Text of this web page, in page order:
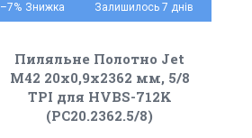
–7% Залишилось 7 днів
Пиляльне Полотно Jet
М42 20х0,9х2362 мм, 5/8
TPI для HVBS-712K
(PC20.2362.5/8)